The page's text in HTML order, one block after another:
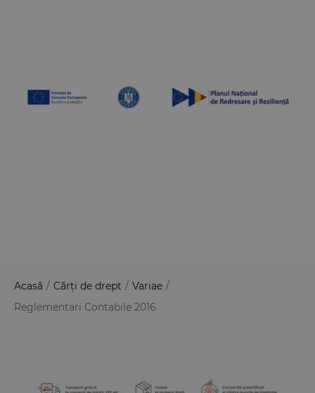
Acasă / Cărți de drept / Variae /
Reglementari Contabile 2016